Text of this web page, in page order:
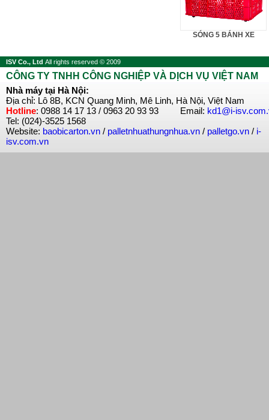
SÓNG 5 BÁNH XE
ISV Co., Ltd All rights reserved © 2009
CÔNG TY TNHH CÔNG NGHIỆP VÀ DỊCH VỤ VIỆT NAM
Nhà máy tại Hà Nội:
Địa chỉ: Lô 8B, KCN Quang Minh, Mê Linh, Hà Nội, Việt Nam
Hotline: 0988 14 17 13 / 0963 20 93 93 Email: kd1@i-
Tel: (024)-3525 1568
Website: baobicarton.vn / palletnhuathungnhua.vn / palletgo.vn / i-
isv.com.vn